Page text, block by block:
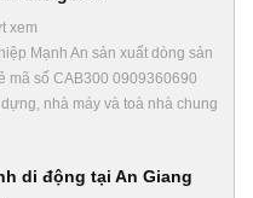
xem
Mạnh An sản xuất dòng sản
mã số CAB300 0909360690
nhà máy và toà nhà chung
di động tại An Giang